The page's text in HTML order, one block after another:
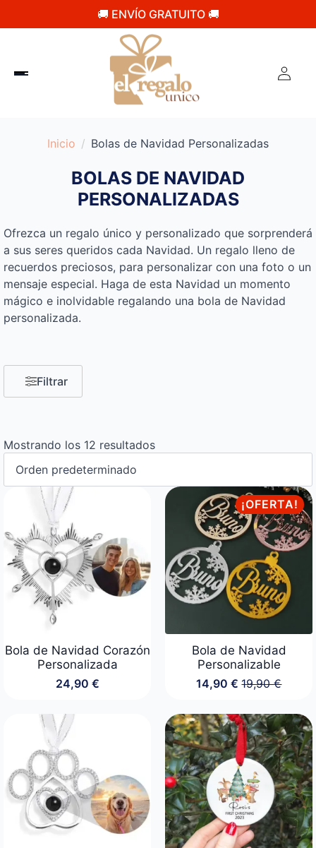
🚚 ENVÍO GRATUITO 🚚
Inicio Bolas de Navidad Personalizadas
BOLAS DE NAVIDAD
PERSONALIZADAS
Ofrezca un regalo único y personalizado que sorprenderá
a sus seres queridos cada Navidad. Un regalo lleno de
recuerdos preciosos, para personalizar con una foto o un
mensaje especial. Haga de esta Navidad un momento
mágico e inolvidable regalando una bola de Navidad
personalizada.
Filtrar
Mostrando los 12 resultados
Bola de Navidad Corazón
Personalizada
24,90 €
¡OFERTA!
Bola de Navidad
Personalizable
19,90€
El
original
era:
19,90 €.
14,90 € El
actual
es:
14,90 €.